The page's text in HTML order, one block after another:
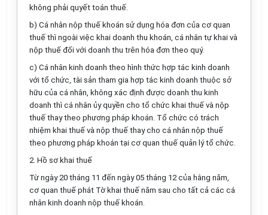
không phải quyết toán thuế.
b) Cá nhân nộp thuế khoán sử dụng hóa đơn của cơ quan
thuế thì ngoài việc khai doanh thu khoán, cá nhân tự khai và
nộp thuế đối với doanh thu trên hóa đơn theo quý.
c) Cá nhân kinh doanh theo hình thức hợp tác kinh doanh
với tổ chức, tài sản tham gia hợp tác kinh doanh thuộc sở
hữu của cá nhân, không xác định được doanh thu kinh
doanh thì cá nhân ủy quyền cho tổ chức khai thuế và nộp
thuế thay theo phương pháp khoán. Tổ chức có trách
nhiệm khai thuế và nộp thuế thay cho cá nhân nộp thuế
theo phương pháp khoán tại cơ quan thuế quản lý tổ chức.
2. Hồ sơ khai thuế
Từ ngày 20 tháng 11 đến ngày 05 tháng 12 của hằng năm,
cơ quan thuế phát Tờ khai thuế năm sau cho tất cả các cá
nhân kinh doanh nộp thuế khoán.